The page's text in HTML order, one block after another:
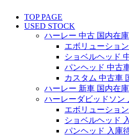
TOP PAGE
USED STOCK
ハーレー 中古 国内在庫
エボリューショ
ショベルヘッド
パンヘッド 中古
カスタム 中古車
ハーレー 新車 国内在庫
ハーレーダビッドソン
エボリューショ
ショベルヘッド
パンヘッド 入庫